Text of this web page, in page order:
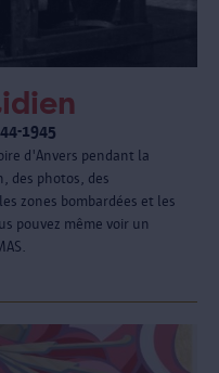
1945
d'Anvers pendant la
des photos, des
zones bombardées et les
pouvez même voir un